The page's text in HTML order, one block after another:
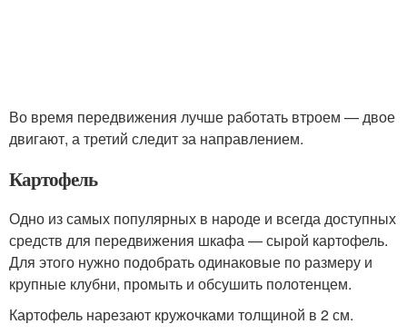
Во время передвижения лучше работать втроем — двое
двигают, а третий следит за направлением.
Картофель
Одно из самых популярных в народе и всегда доступных
средств для передвижения шкафа — сырой картофель.
Для этого нужно подобрать одинаковые по размеру и
крупные клубни, промыть и обсушить полотенцем.
Картофель нарезают кружочками толщиной в 2 см.